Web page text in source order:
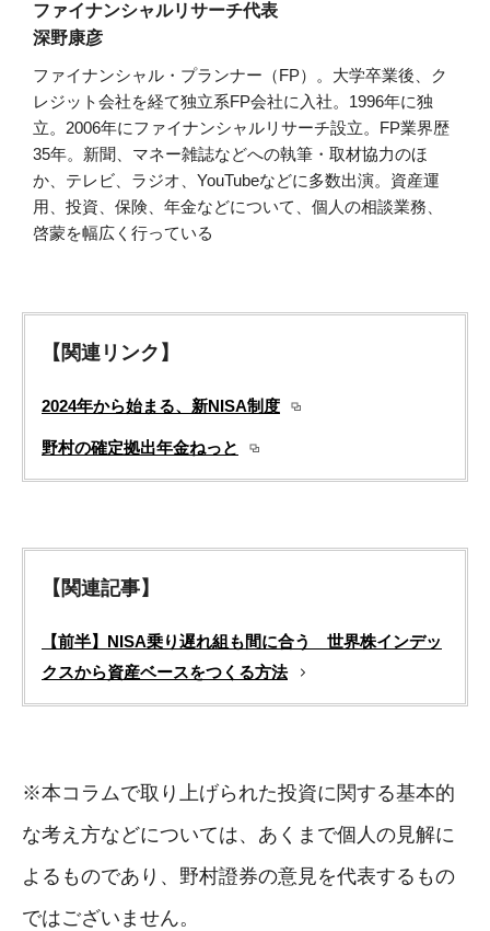
ファイナンシャルリサーチ代表
深野康彦
ファイナンシャル・プランナー（FP）。大学卒業後、ク
レジット会社を経て独立系FP会社に入社。1996年に独
立。2006年にファイナンシャルリサーチ設立。FP業界歴
35年。新聞、マネー雑誌などへの執筆・取材協力のほ
か、テレビ、ラジオ、YouTubeなどに多数出演。資産運
用、投資、保険、年金などについて、個人の相談業務、
啓蒙を幅広く行っている
【関連リンク】
2024年から始まる、新NISA制度
野村の確定拠出年金ねっと
【関連記事】
【前半】NISA乗り遅れ組も間に合う 世界株インデッ
クスから資産ベースをつくる方法
※本コラムで取り上げられた投資に関する基本的
な考え方などについては、あくまで個人の見解に
よるものであり、野村證券の意見を代表するもの
ではございません。